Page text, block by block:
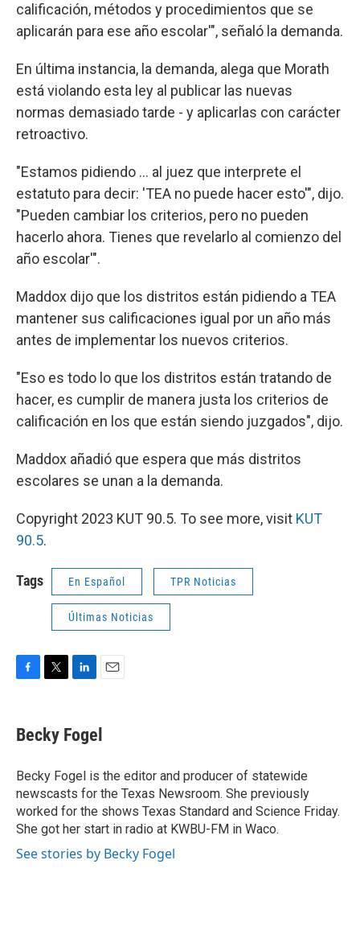
calificación, métodos y procedimientos que se
aplicarán para ese año escolar'", señaló la demanda.
En última instancia, la demanda, alega que Morath
está violando esta ley al publicar las nuevas
normas demasiado tarde - y aplicarlas con carácter
retroactivo.
"Estamos pidiendo ... al juez que interprete el
estatuto para decir: 'TEA no puede hacer esto'", dijo.
"Pueden cambiar los criterios, pero no pueden
hacerlo ahora. Tienes que revelarlo al comienzo del
año escolar'".
Maddox dijo que los distritos están pidiendo a TEA
mantener sus calificaciones igual por un año más
antes de implementar los nuevos criterios.
"Eso es todo lo que los distritos están tratando de
hacer, es cumplir de manera justa los criterios de
calificación en los que están siendo juzgados", dijo.
Maddox añadió que espera que más distritos
escolares se unan a la demanda.
Copyright 2023 KUT 90.5. To see more, visit KUT
90.5.
Tags En Español TPR Noticias
Últimas Noticias
e
b
o
k
t
t
r
k
e
I
n
i
l
Becky Fogel
Becky Fogel is the editor and producer of statewide
newscasts for the Texas Newsroom. She previously
worked for the shows Texas Standard and Science Friday.
She got her start in radio at KWBU-FM in Waco.
See stories by Becky Fogel